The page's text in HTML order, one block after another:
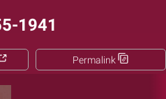
1941
Permalink